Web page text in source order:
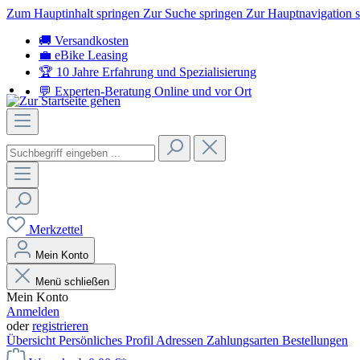
Zum Hauptinhalt springen Zur Suche springen Zur Hauptnavigation
🚚 Versandkosten
💼 eBike Leasing
🏆 10 Jahre Erfahrung und Spezialisierung
💬 Experten-Beratung Online und vor Ort
Merkzettel
Mein Konto
Menü schließen
Mein Konto
Anmelden
oderregistrieren
Übersicht Persönliches Profil Adressen Zahlungsarten Bestellungen